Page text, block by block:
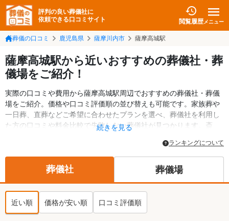
評判の良い葬儀社に
依頼できる口コミサイト
閲覧履歴メニュー
葬儀の口コミ 鹿児島県 薩摩川内市 薩摩高城駅
薩摩高城駅から近いおすすめの葬儀社・葬
儀場をご紹介！
実際の口コミや費用から薩摩高城駅周辺でおすすめの葬儀社・葬儀
場をご紹介。価格や口コミ評価順の並び替えも可能です。家族葬や
一日葬、直葬などご希望に合わせたプランを選べ、葬儀社を利用し
た方の口コミや料金比較で失敗しない葬儀社が見つかります。斎
いての情報も掲載しています。24時間の相談受付で深夜・早朝でも
対応可能です。
続きを見る
ランキングについて
葬儀社 葬儀場
近い順 価格が安い順 口コミ評価順